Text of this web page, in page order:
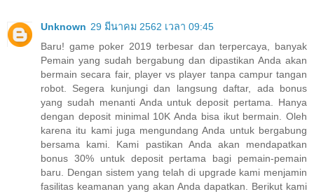
Unknown 29 มีนาคม 2562 เวลา 09:45
Baru! game poker 2019 terbesar dan terpercaya, banyak
Pemain yang sudah bergabung dan dipastikan Anda akan
bermain secara fair, player vs player tanpa campur tangan
robot. Segera kunjungi dan langsung daftar, ada bonus
yang sudah menanti Anda untuk deposit pertama. Hanya
dengan deposit minimal 10K Anda bisa ikut bermain. Oleh
karena itu kami juga mengundang Anda untuk bergabung
bersama kami. Kami pastikan Anda akan mendapatkan
bonus 30% untuk deposit pertama bagi pemain-pemain
baru. Dengan sistem yang telah di upgrade kami menjamin
fasilitas keamanan yang akan Anda dapatkan. Berikut kami